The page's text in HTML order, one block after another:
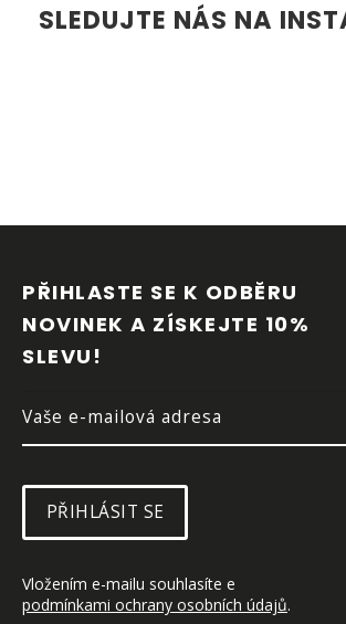
SLEDUJTE NÁS NA
PŘIHLASTE SE K ODBĚRU
NOVINEK A ZÍSKEJTE 10%
SLEVU!
PŘIHLÁSIT SE
Vložením e-mailu souhlasíte e
podmínkami ochrany osobních údajů.